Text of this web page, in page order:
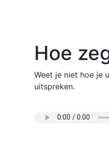
Hoe
Weet je niet hoe je
uitspreken.